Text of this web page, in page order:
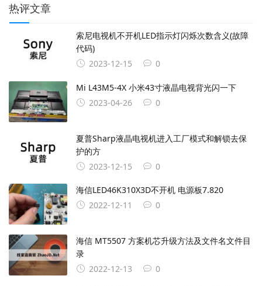
热评文章
索尼电视机不开机LED指示灯闪烁次数含义(故障
代码)
2023-12-15
0
Mi L43M5-4X 小米43寸液晶电视背光闪一下
2023-04-26
0
夏普Sharp液晶电视机进入工厂模式和解锁去保
护的方
2023-12-15
0
海信LED46K310X3D不开机 电源板7.820
2022-12-11
0
海信 MT5507 方案机芯升级方法及文件名文件目
录
2022-12-13
0